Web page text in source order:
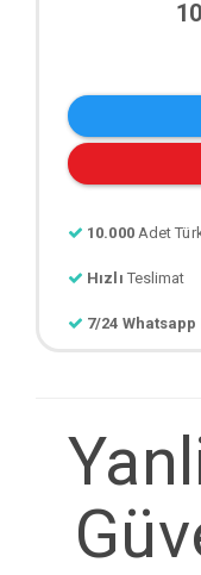
10.000 Adet
Hızlı Teslimat
7/24 Whatsapp